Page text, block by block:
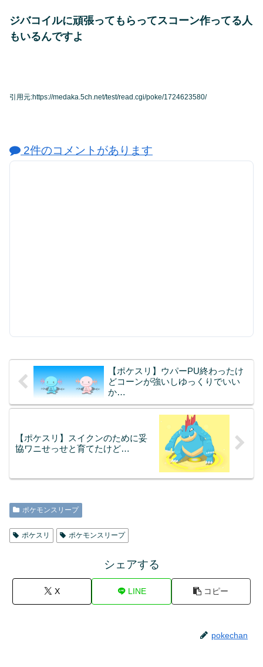
ジバコイルに頑張ってもらってスコーン作ってる人
もいるんですよ
引用元:https://medaka.5ch.net/test/read.cgi/poke/1724623580/
2件のコメントがあります
【ポケスリ】ウパーPU終わったけ
どコーンが強いしゆっくりでいい
か…
【ポケスリ】スイクンのために妥
協ワニせっせと育てたけど…
ポケモンスリープ
ポケスリ ポケモンスリープ
シェアする
X LINE コピー
pokechan